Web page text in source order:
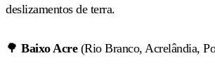
deslizamentos de terra.
🌳 Baixo Acre(Rio Branco, Acrelândia,